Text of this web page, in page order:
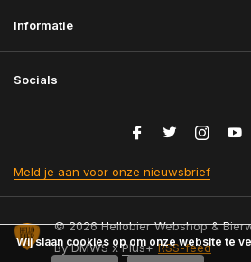
Informatie
Socials
Meld je aan voor onze nieuwsbrief
© 2026 Hellobier Webshop &
ByDMWSxPlus+ RSS-feed
Wij slaan cookies op om onze website te